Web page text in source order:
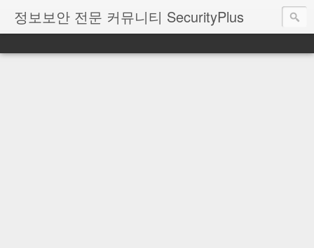
정보보안 전문 커뮤니티 SecurityPlus